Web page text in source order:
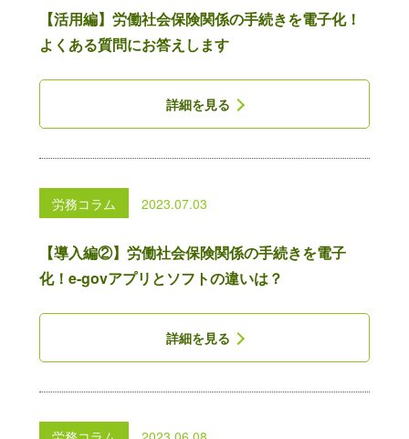
【活用編】労働社会保険関係の手続きを電子化！
よくある質問にお答えします
詳細を見る
労務コラム 2023.07.03
【導入編②】労働社会保険関係の手続きを電子
化！e-govアプリとソフトの違いは？
詳細を見る